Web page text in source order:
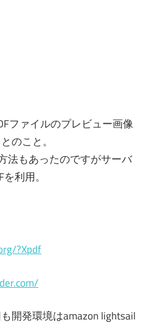
ファイルのプレビュー画像
のこと。
法もあったのですがサーバ
利用。
?Xpdf
開発環境はamazon lightsail